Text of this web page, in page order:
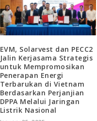
EVM, Solarvest dan PECC2
Jalin Kerjasama Strategis
untuk Mempromosikan
Penerapan Energi
Terbarukan di Vietnam
Berdasarkan Perjanjian
DPPA Melalui Jaringan
Listrik Nasional